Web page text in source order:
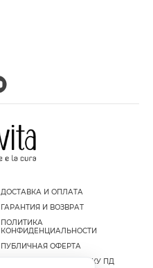
ДОСТАВКА И ОПЛАТА
ГАРАНТИЯ И ВОЗВРАТ
ПОЛИТИКА
КОНФИДЕНЦИАЛЬНОСТИ
ПУБЛИЧНАЯ ОФЕРТА
СОГЛАСИЕ НА ОБРАБОТКУ ПД